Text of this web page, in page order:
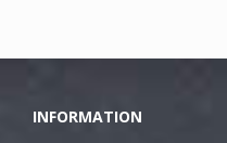
INFORMATION